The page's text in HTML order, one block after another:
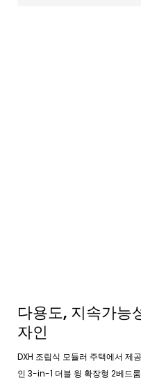
다용도, 지속가능
자인
DXH 조립식 모듈러 주택에서 제
인 3-in-1 더블 윙 확장형 2베드